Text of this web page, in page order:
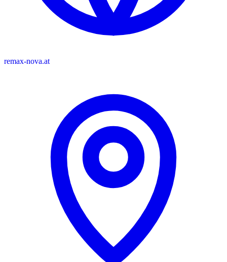
remax-nova.at